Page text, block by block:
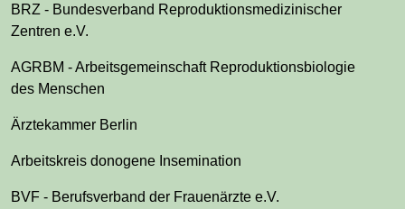
BRZ - Bundesverband Reproduktionsmedizinischer
Zentren e.V.
AGRBM - Arbeitsgemeinschaft Reproduktionsbiologie
des Menschen
Ärztekammer Berlin
Arbeitskreis donogene Insemination
BVF - Berufsverband der Frauenärzte e.V.